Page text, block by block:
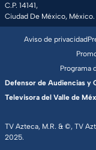
C.P. 14141,
Ciudad De México, México.
TV Azteca, M.R. & ©, TV
2025.
Aviso de privacidad
Programa
Defensor de Audiencias y
Televisora del Valle de